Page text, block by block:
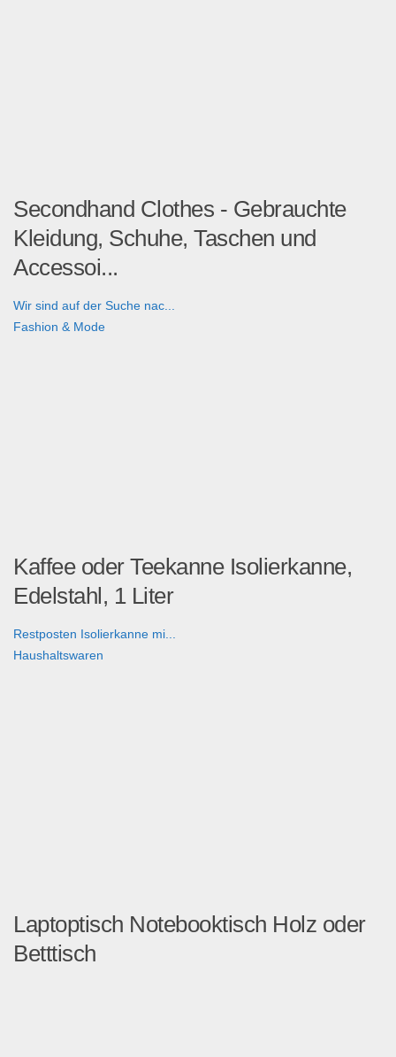
Secondhand Clothes - Gebrauchte
Kleidung, Schuhe, Taschen und
Accessoi...
Wir sind auf der Suche nac...
Fashion & Mode
Kaffee oder Teekanne Isolierkanne,
Edelstahl, 1 Liter
Restposten Isolierkanne mi...
Haushaltswaren
Laptoptisch Notebooktisch Holz oder
Betttisch